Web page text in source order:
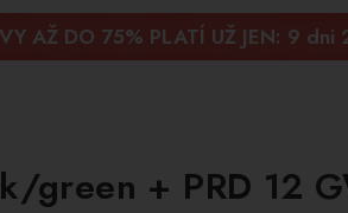
AŽ DO 75% PLATÍ UŽ JEN: 9 dni
green + PRD 12